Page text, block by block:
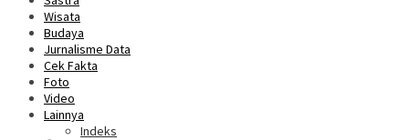
Wisata
Budaya
Jurnalisme Data
Cek Fakta
Foto
Video
Lainnya
Indeks